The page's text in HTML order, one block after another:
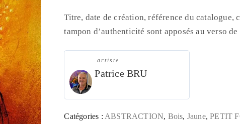
Titre, date de création, référence du catalogue,
tampon d’authenticité sont apposés au verso de
artiste
Patrice BRU
Catégories :ABSTRACTION, Bois, Jaune,PETIT